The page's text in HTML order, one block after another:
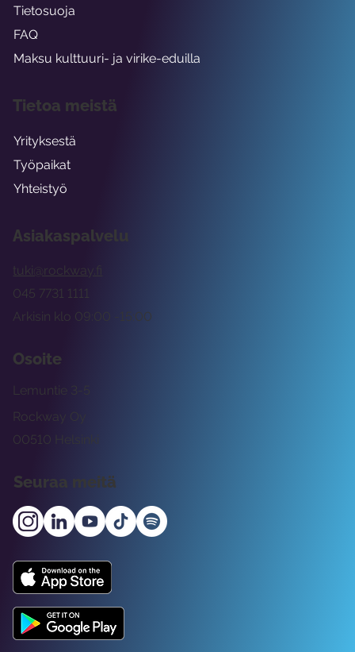
Asiakaspalvelu
tuki@rockway.fi
Arkisin klo 09:00 -15:00
045 7731 1111
Osoite
Rockway Oy
Lemuntie 3-5
00510 Helsinki
Seuraa meitä
Tietosuoja
FAQ
Maksu kulttuuri- ja virike-eduilla
Tietoa meistä
Yrityksestä
Työpaikat
Yhteistyö